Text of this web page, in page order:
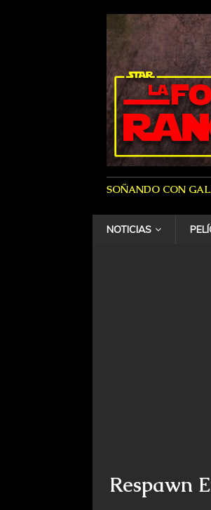
SOÑANDO CON
NOTICIAS
Respawn